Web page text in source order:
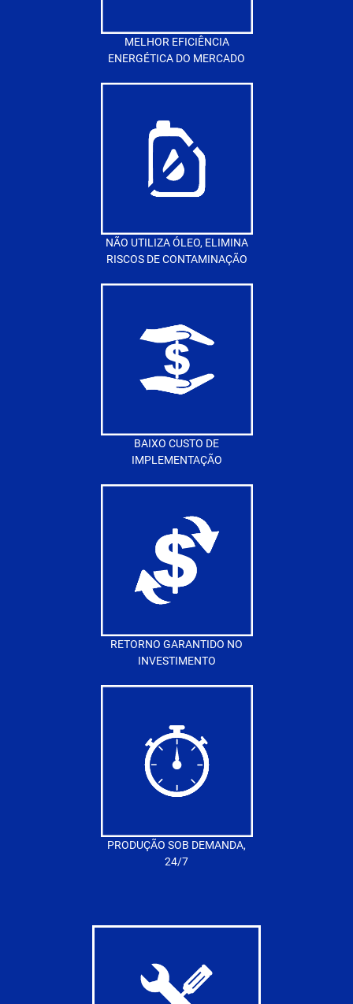
MELHOR EFICIÊNCIA
ENERGÉTICA DO MERCADO
NÃO UTILIZA ÓLEO, ELIMINA
RISCOS DE CONTAMINAÇÃO
BAIXO CUSTO DE
IMPLEMENTAÇÃO
RETORNO GARANTIDO NO
INVESTIMENTO
PRODUÇÃO SOB DEMANDA,
24/7